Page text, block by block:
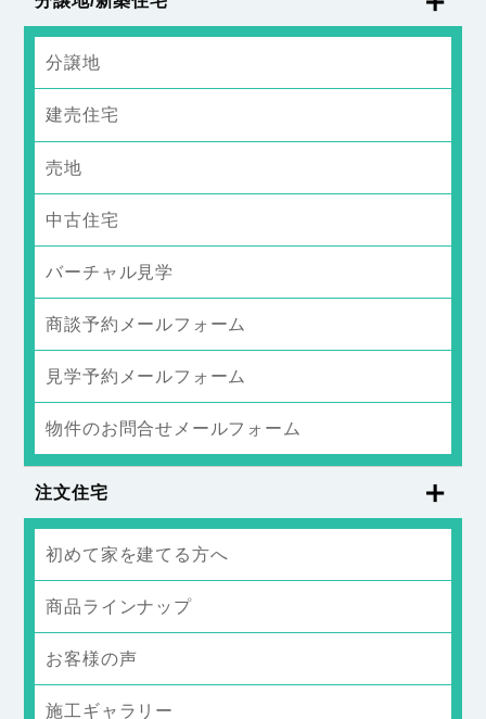
分譲地
建売住宅
売地
中古住宅
バーチャル見学
商談予約メールフォーム
見学予約メールフォーム
物件のお問合せメールフォーム
注文住宅
初めて家を建てる方へ
商品ラインナップ
お客様の声
施工ギャラリー